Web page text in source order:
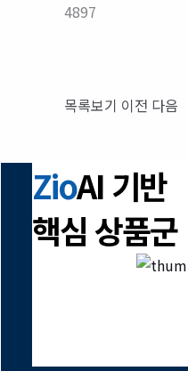
4897
목록보기 이전 다음
ZioAI 기반
핵심 상품군